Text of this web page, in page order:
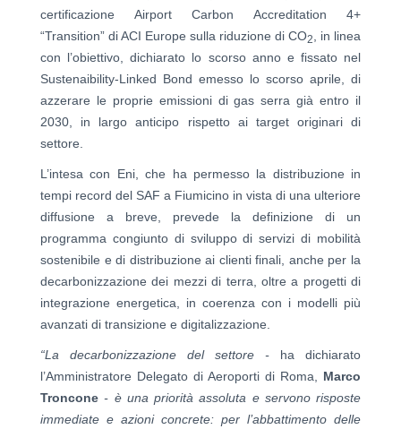
certificazione Airport Carbon Accreditation 4+
“Transition” di ACI Europe sulla riduzione di CO2
, in linea
con l’obiettivo, dichiarato lo scorso anno e fissato nel
Sustenaibility-Linked Bond emesso lo scorso aprile, di
azzerare le proprie emissioni di gas serra già entro il
2030, in largo anticipo rispetto ai target originari di
settore.
L’intesa con Eni, che ha permesso la distribuzione in
tempi record del SAF a Fiumicino in vista di una ulteriore
diffusione a breve, prevede la definizione di un
programma congiunto di sviluppo di servizi di mobilità
sostenibile e di distribuzione ai clienti finali, anche per la
decarbonizzazione dei mezzi di terra, oltre a progetti di
integrazione energetica, in coerenza con i modelli più
avanzati di transizione e digitalizzazione.
“La decarbonizzazione del settore - ha dichiarato
l’Amministratore Delegato di Aeroporti di Roma, Marco
Troncone - è una priorità assoluta e servono risposte
immediate e azioni concrete: per l’abbattimento delle